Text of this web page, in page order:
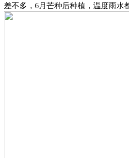
差不多，6月芒种后种植，温度雨水